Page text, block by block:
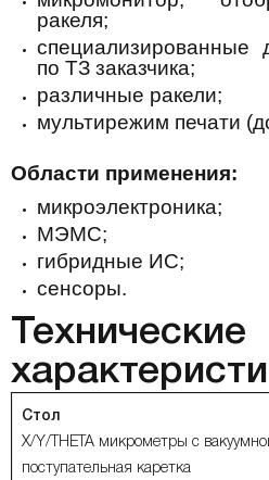
ракеля;
специализированные
по ТЗ заказчика;
различные ракели;
мультирежим печати
Области применения:
микроэлектроника;
МЭМС;
гибридные ИС;
сенсоры.
Технические
Стол
X/Y/THETA микрометры с
поступательная каретка